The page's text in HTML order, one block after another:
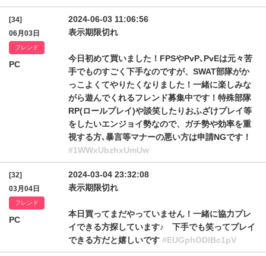
[34]
06月03日
フレンド
PC
2024-06-03 11:06:56
表示期限切れ
今日初めて買いました！FPSやPvP､PvEは元々苦
手でものすごく下手なのですが、SWAT部隊がか
っこよくてやりたくなりました！一緒に楽しみな
がら遊んでくれるフレンド募集中です！特殊部隊
RP(ロールプレイ)や談笑したりおふざけプレイ等
をしたいエンジョイ勢なので、ガチ勢や効率を重
視する方､暴言等マナーの悪い方は申請NGです！
#1WWxUbzhxUmUw
[32]
03月04日
フレンド
PC
2024-03-04 23:32:08
表示期限切れ
本日買ってまだやっていません！一緒に協力プレ
イできる方探しています♪ 下手でも笑ってプレイ
できる方だと嬉しいです #EUGphODlBc1pV